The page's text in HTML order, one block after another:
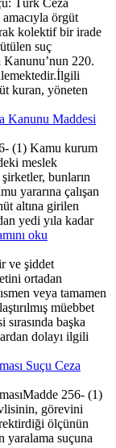
örgüt
kolektif bir irade
suç
220.
kuran, yöneten
Kanunu Maddesi
(1) Kamu kurum
meslek
bunların
yararına çalışan
altına girilen
yedi yıla kadar
oku
ve şiddet
ortadan
veya tamamen
müebbet
başka
dolayı ilgili
Suçu Ceza
256- (1)
görevini
ölçünün
yaralama suçuna